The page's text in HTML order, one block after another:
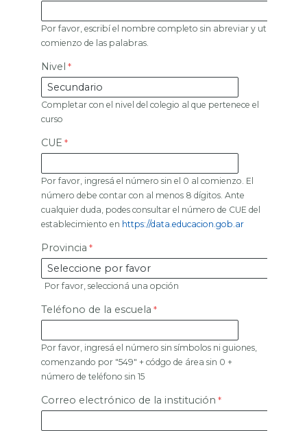
Por favor, escribí el nombre completo sin abreviar y utilizando
comienzo de las palabras.
Nivel
Completar con el nivel del colegio al que pertenece el
curso
CUE
Por favor, ingresá el número sin el 0 al comienzo. El
número debe contar con al menos 8 dígitos. Ante
cualquier duda, podes consultar el número de CUE del
establecimiento en https://data.educacion.gob.ar
Provincia
Por favor, seleccioná una opción
Teléfono de la escuela
Por favor, ingresá el número sin símbolos ni guiones,
comenzando por "549" + códgo de área sin 0 +
número de teléfono sin 15
Correo electrónico de la institución